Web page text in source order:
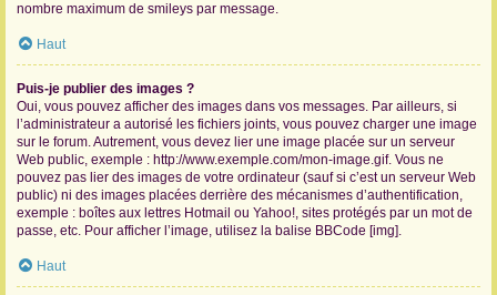
nombre maximum de smileys par message.
Haut
Puis-je publier des images ?
Oui, vous pouvez afficher des images dans vos messages. Par ailleurs, si
l’administrateur a autorisé les fichiers joints, vous pouvez charger une image
sur le forum. Autrement, vous devez lier une image placée sur un serveur
Web public, exemple : http://www.exemple.com/mon-image.gif. Vous ne
pouvez pas lier des images de votre ordinateur (sauf si c’est un serveur Web
public) ni des images placées derrière des mécanismes d’authentification,
exemple : boîtes aux lettres Hotmail ou Yahoo!, sites protégés par un mot de
passe, etc. Pour afficher l’image, utilisez la balise BBCode [img].
Haut